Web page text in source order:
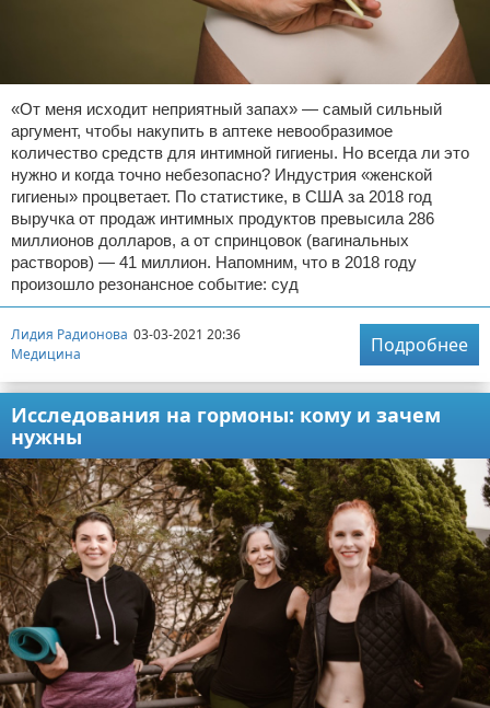
«От меня исходит неприятный запах» — самый сильный
аргумент, чтобы накупить в аптеке невообразимое
количество средств для интимной гигиены. Но всегда ли это
нужно и когда точно небезопасно? Индустрия «женской
гигиены» процветает. По статистике, в США за 2018 год
выручка от продаж интимных продуктов превысила 286
миллионов долларов, а от спринцовок (вагинальных
растворов) — 41 миллион. Напомним, что в 2018 году
произошло резонансное событие: суд
Лидия Радионова 03-03-2021 20:36
Медицина
Подробнее
Исследования на гормоны: кому и зачем
нужны